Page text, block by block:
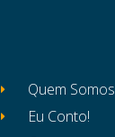
Quem Somos
Eu Conto!